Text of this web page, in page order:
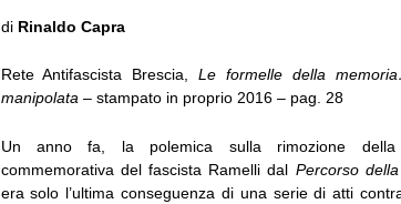
di Rinaldo Capra
Rete Antifascista Brescia,Le formelle della
manipolata – stampato in proprio 2016 – pag. 28
Un anno fa, la polemica sulla rimozione della
commemorativa del fascista Ramelli dal Percorso
era solo l’ultima conseguenza di una serie di atti